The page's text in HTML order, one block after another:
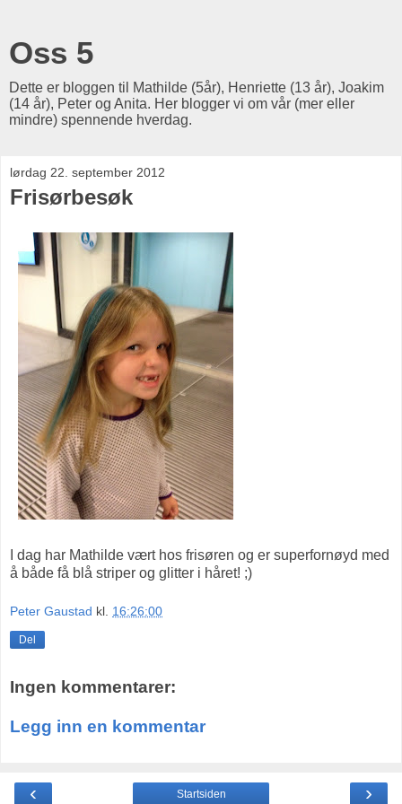
Oss 5
Dette er bloggen til Mathilde (5år), Henriette (13 år), Joakim
(14 år), Peter og Anita. Her blogger vi om vår (mer eller
mindre) spennende hverdag.
lørdag 22. september 2012
Frisørbesøk
I dag har Mathilde vært hos frisøren og er superfornøyd med
å både få blå striper og glitter i håret! ;)
Peter Gaustad kl. 16:26:00
Del
Ingen kommentarer:
Legg inn en kommentar
‹ ›
Startsiden